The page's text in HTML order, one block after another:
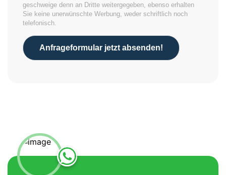
geschweige denn an Dritte weitergegeben, ebenso erhalten
Sie keine unerwünschte Werbung, weder schriftlich noch
telefonisch.
Anfrageformular jetzt absenden!